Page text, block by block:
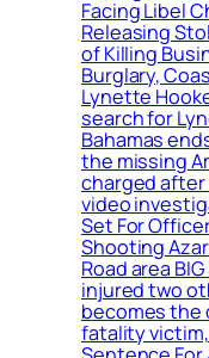
Facing Libel
Releasing
of Killing
Burglary,
Lynette
search for
Bahamas
the missing
charged after
video
Set For
Shooting
Road area
injured two
becomes the
fatality victim,